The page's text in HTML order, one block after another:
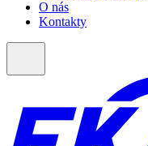
O nás
Kontakty